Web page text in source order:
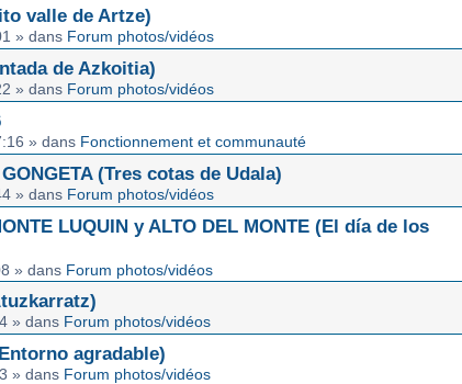
valle de Artze)
» dans Forum photos/vidéos
de Azkoitia)
» dans Forum photos/vidéos
» dans Fonctionnement et communauté
(Tres cotas de Udala)
» dans Forum photos/vidéos
LUQUIN y ALTO DEL MONTE (El día de los
» dans Forum photos/vidéos
» dans Forum photos/vidéos
agradable)
» dans Forum photos/vidéos